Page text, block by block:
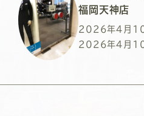
福岡天神店
投
稿
2026年4月10
最
2026年4月10